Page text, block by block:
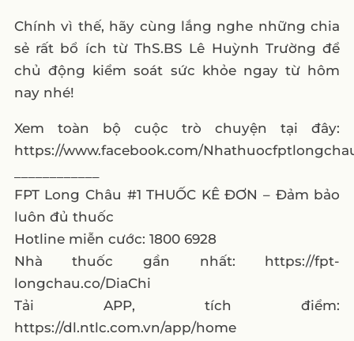
Chính vì thế, hãy cùng lắng nghe những chia
sẻ rất bổ ích từ ThS.BS Lê Huỳnh Trường để
chủ động kiểm soát sức khỏe ngay từ hôm
nay nhé!
Xem toàn bộ cuộc trò chuyện tại đây:
https://www.facebook.com/
FPT Long Châu #1 THUỐC KÊ ĐƠN – Đảm bảo
luôn đủ thuốc
Hotline miễn cước: 1800 6928
Nhà thuốc gần nhất: https://fpt-
longchau.co/DiaChi
Tải APP, tích điểm:
https://dl.ntlc.com.vn/app/home